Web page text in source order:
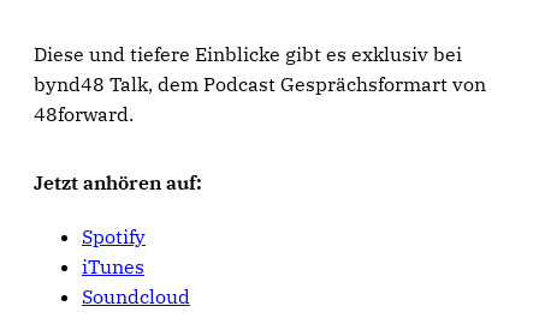
Diese und tiefere Einblicke gibt es exklusiv bei
bynd48 Talk, dem Podcast Gesprächsformart von
48forward.
Jetzt anhören auf:
Spotify
iTunes
Soundcloud